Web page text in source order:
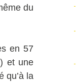
du
en 57
et une
qu’à la